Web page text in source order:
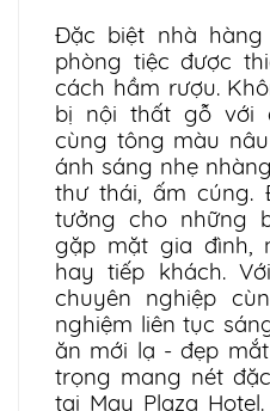
Đặc biệt nhà
phòng tiệc được
cách hầm rượu.
bị nội thất gỗ với
cùng tông màu
ánh sáng nhẹ
thư thái, ấm cúng.
tưởng cho những
gặp mặt gia đình,
hay tiếp khách.
chuyên nghiệp
nghiệm liên tục
ăn mới lạ - đẹp
trọng mang nét
tại May Plaza